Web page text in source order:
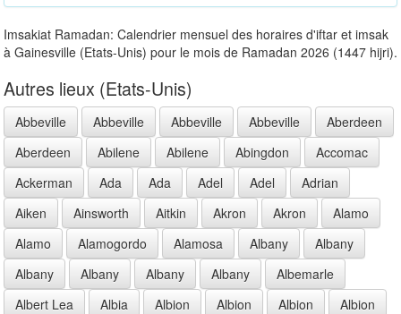
Imsakiat Ramadan: Calendrier mensuel des horaires d'iftar et imsak
à Gainesville (Etats-Unis) pour le mois de Ramadan 2026 (1447 hijri).
Autres lieux (Etats-Unis)
Abbeville Abbeville Abbeville Abbeville
Aberdeen
Aberdeen
Abilene Abilene Abingdon
Accomac
Ackerman
Ada Ada Adel Adel
Adrian
Aiken
Ainsworth Aitkin Akron Akron
Alamo
Alamo
Alamogordo Alamosa Albany
Albany
Albany
Albany Albany Albany
Albemarle
Albert Lea
Albia Albion Albion Albion
Albion